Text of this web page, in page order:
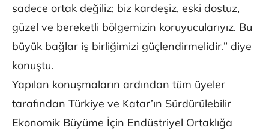
sadece ortak değiliz; biz kardeşiz, eski dostuz,
güzel ve bereketli bölgemizin koruyucularıyız. Bu
büyük bağlar iş birliğimizi güçlendirmelidir.” diye
konuştu.
Yapılan konuşmaların ardından tüm üyeler
tarafından Türkiye ve Katar’ın Sürdürülebilir
Ekonomik Büyüme İçin Endüstriyel Ortaklığa